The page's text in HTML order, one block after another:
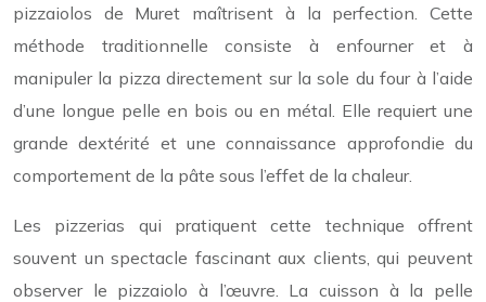
pizzaiolos de Muret maîtrisent à la perfection. Cette
méthode traditionnelle consiste à enfourner et à
manipuler la pizza directement sur la sole du four à l’aide
d’une longue pelle en bois ou en métal. Elle requiert une
grande dextérité et une connaissance approfondie du
comportement de la pâte sous l’effet de la chaleur.
Les pizzerias qui pratiquent cette technique offrent
souvent un spectacle fascinant aux clients, qui peuvent
observer le pizzaiolo à l’œuvre. La cuisson à la pelle